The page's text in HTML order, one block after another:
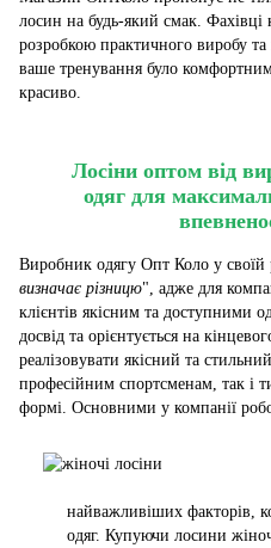
лосин на будь-який смак. Фахівці
розробкою практичного виробу
ваше тренування було
красиво.
Лосіни оптом від
одяг для
Виробник одягу Опт Коло у своїй
визначає різницю", адже для
клієнтів якісним та доступними
досвід та орієнтується на
реалізовувати якісний та
професійним спортсменам, так і
формі. Основними у компанії
найважливіших факторів,
одяг. Купуючи лосини